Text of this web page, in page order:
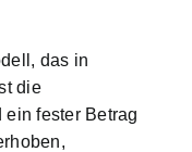
das in
die
fester Betrag